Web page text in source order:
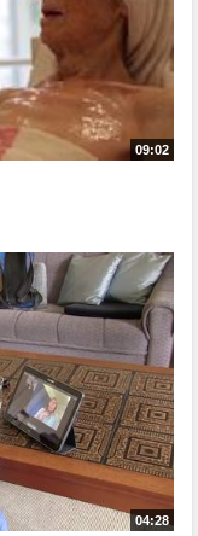
09:02
04:28